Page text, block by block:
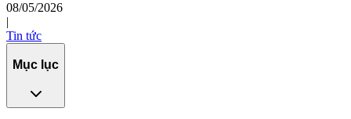
08/05/2026
|
Tin tức
Mục lục